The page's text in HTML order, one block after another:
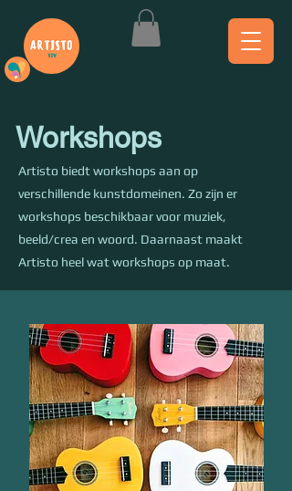
Workshops
Artisto biedt workshops aan op
verschillende kunstdomeinen. Zo zijn er
workshops beschikbaar voor muziek,
beeld/crea en woord. Daarnaast maakt
Artisto heel wat workshops op maat.